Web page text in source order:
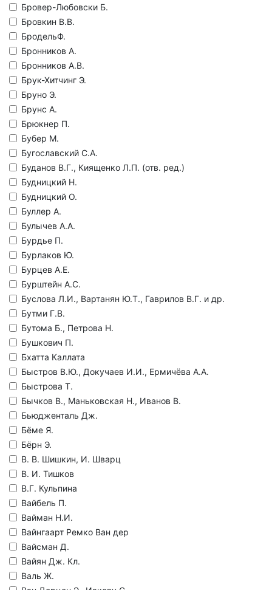
Бровер-Любовски Б.
Бровкин В.В.
БродельФ.
Бронников А.
Бронников А.В.
Брук-Хитчинг Э.
Бруно Э.
Брунс А.
Брюкнер П.
Бубер М.
Бугославский С.А.
Буданов В.Г., Киященко Л.П. (отв. ред.)
Будницкий Н.
Будницкий О.
Буллер А.
Булычев А.А.
Бурдье П.
Бурлаков Ю.
Бурцев А.Е.
Бурштейн А.С.
Буслова Л.И., Вартанян Ю.Т., Гаврилов В.Г. и др.
Бутми Г.В.
Бутома Б., Петрова Н.
Бушкович П.
Бхатта Каллата
Быстров В.Ю., Докучаев И.И., Ермичёва А.А.
Быстрова Т.
Бычков В., Маньковская Н., Иванов В.
Бьюдженталь Дж.
Бёме Я.
Бёрн Э.
В. В. Шишкин, И. Шварц
В. И. Тишков
В.Г. Кульпина
Вайбель П.
Вайман Н.И.
Вайнгаарт Ремко Ван дер
Вайсман Д.
Вайян Дж. Кл.
Валь Ж.